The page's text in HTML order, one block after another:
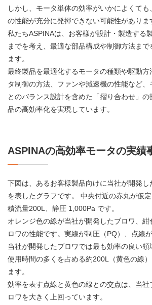
しかし、モータ単体の効率がいかによくて
の性能が充分に発揮できない可能性がありま
私たちASPINAは、お客様が設計・製造する
までを考え、最適な部品構成や制御方法ま
ます。
最終製品を最適化するモータの種類や駆動方
タ制御の方法、ファンや減速機の性能など
とのバランス設計を含めた「摺り合わせ」
品の高効率化を実現しています。
ASPINAの高効率モータの実績
下図は、あるお客様製品向けに当社が開発
を表したグラフです。 中央付近の赤丸が仮
積流量200L、静圧 1,000Pa です。
オレンジ色の線が当社が開発したブロワ、
ロワの性能です。実線が制圧（PQ）、点線が
当社が開発したブロワでは最も効率の良い
使用時間の多くを占める約200L（黄色の線
ます。
効率を表す点線と黄色の線との交点は、当
ロワを大きく上回っています。